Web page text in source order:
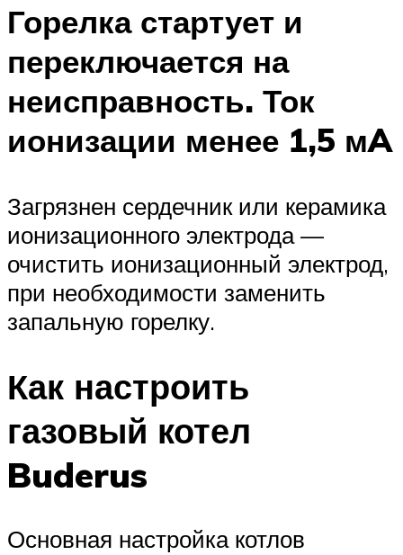
Горелка стартует и
переключается на
неисправность. Ток
ионизации менее 1,5 мA
Загрязнен сердечник или керамика
ионизационного электрода —
очистить ионизационный электрод,
при необходимости заменить
запальную горелку.
Как настроить
газовый котел
Buderus
Основная настройка котлов